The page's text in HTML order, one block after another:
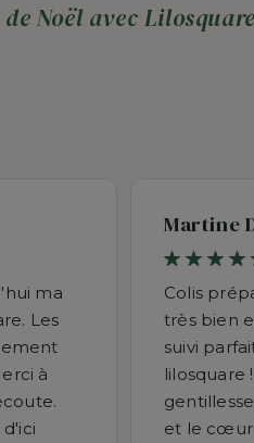
Noël avec
ma
Les
à
Martine
Colis
très bien
suivi
lilosquare
et le cœur